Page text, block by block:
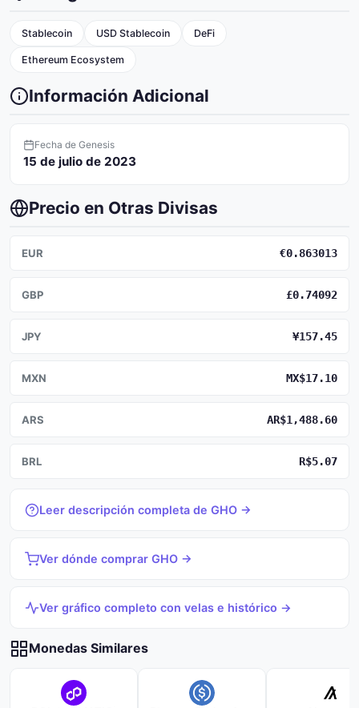
Stablecoin USD Stablecoin DeFi
Ethereum Ecosystem
Información Adicional
Fecha de Genesis
15 de julio de 2023
Precio en Otras Divisas
EUR €0.863013
GBP £0.74092
JPY ¥157.45
MXN MX$17.10
ARS AR$1,488.60
BRL R$5.07
Leer descripción completa de GHO →
Ver dónde comprar GHO →
Ver gráfico completo con velas e histórico →
Monedas Similares